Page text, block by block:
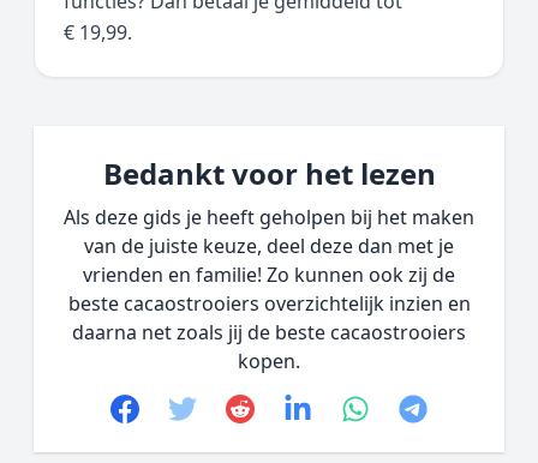
€ 19,99.
Bedankt voor het lezen
Als deze gids je heeft geholpen bij het maken
van de juiste keuze, deel deze dan met je
vrienden en familie! Zo kunnen ook zij de
beste cacaostrooiers overzichtelijk inzien en
daarna net zoals jij de beste cacaostrooiers
kopen.
Facebook
TwitterRedditlinkedinwhatsapp
telegram